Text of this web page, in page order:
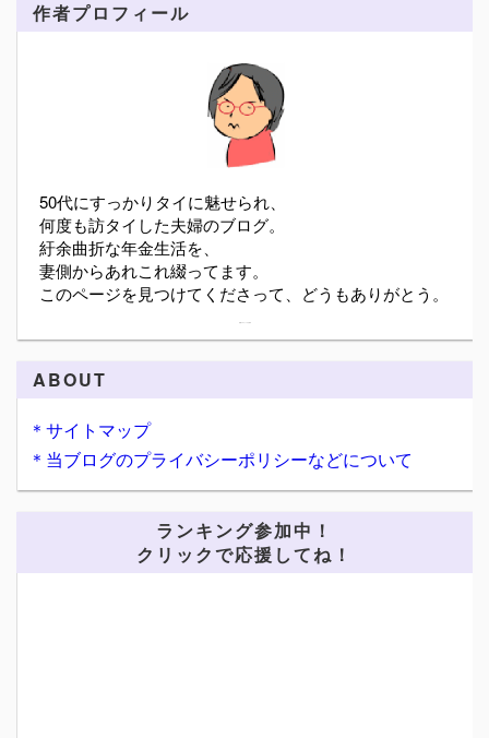
作者プロフィール
50代にすっかりタイに魅せられ、
何度も訪タイした夫婦のブログ。
紆余曲折な年金生活を、
妻側からあれこれ綴ってます。
このページを見つけてくださって、どうもありがとう。
ABOUT
＊サイトマップ
＊当ブログのプライバシーポリシーなどについて
ランキング参加中！
クリックで応援してね！